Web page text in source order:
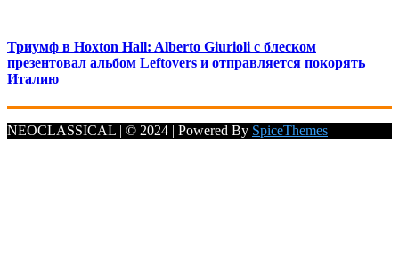
Триумф в Hoxton Hall: Alberto Giurioli с блеском
презентовал альбом Leftovers и отправляется покорять
Италию
NEOCLASSICAL | © 2024 | Powered By SpiceThemes